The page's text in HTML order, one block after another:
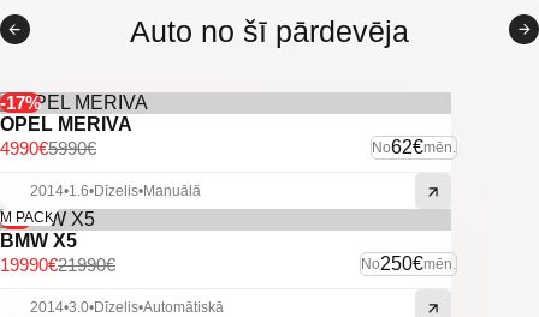
-Koilas.
-Xenon lukturi.
-Start/stop sistēma.
-U.C. ekstras.
Auto no šī pārdevēja
-17%
OPEL MERIVA
No62€mēn.
5990€
4990€
2014•1.6•Dīzelis•Manuālā
-9%
M PACK
BMW X5
No250€mēn.
21990€
19990€
2014•3.0•Dīzelis•Automātiskā